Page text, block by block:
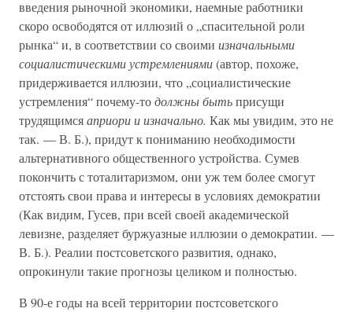
введения рыночной экономики, наемные работники
скоро освободятся от иллюзий о „спасительной роли
рынка“ и, в соответствии со своими изначальными
социалистическими устремлениями(автор, похоже,
придерживается иллюзии, что „социалистические
устремления“ почему-тодолжны бытьприсущи
трудящимсяаприори и изначально. Как мы увидим, это не
так. — В. Б.), придут к пониманию необходимости
альтернативного общественного устройства. Сумев
покончить с тоталитаризмом, они уж тем более смогут
отстоять свои права и интересы в условиях демократии
(Как видим, Гусев, при всей своей академической
левизне, разделяет буржуазные иллюзии о демократии. —
В. Б.). Реалии постсоветского развития, однако,
опрокинули такие прогнозы целиком и полностью.
В 90-е годы на всей территории постсоветского